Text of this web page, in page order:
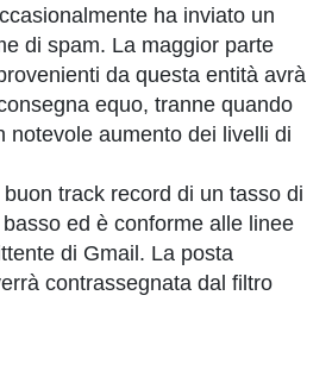
ha inviato un
di spam. La maggior parte
da questa entità avrà
equo, tranne quando
notevole aumento dei livelli di
buon track record di un tasso di
ed è conforme alle linee
di Gmail. La posta
contrassegnata dal filtro